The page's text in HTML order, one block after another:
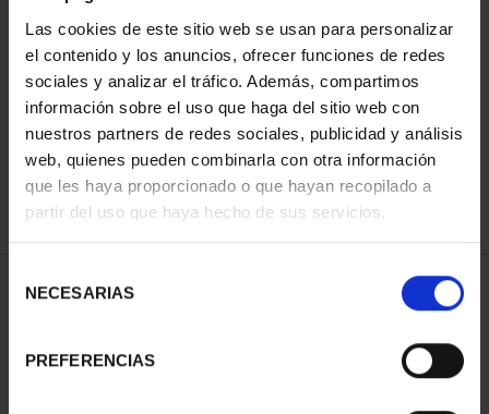
Las cookies de este sitio web se usan para personalizar
el contenido y los anuncios, ofrecer funciones de redes
sociales y analizar el tráfico. Además, compartimos
información sobre el uso que haga del sitio web con
nuestros partners de redes sociales, publicidad y análisis
web, quienes pueden combinarla con otra información
que les haya proporcionado o que hayan recopilado a
partir del uso que haya hecho de sus servicios.
NECESARIAS
PREFERENCIAS
ORDENAR POR:
REFINAR
1 Productos encontrados